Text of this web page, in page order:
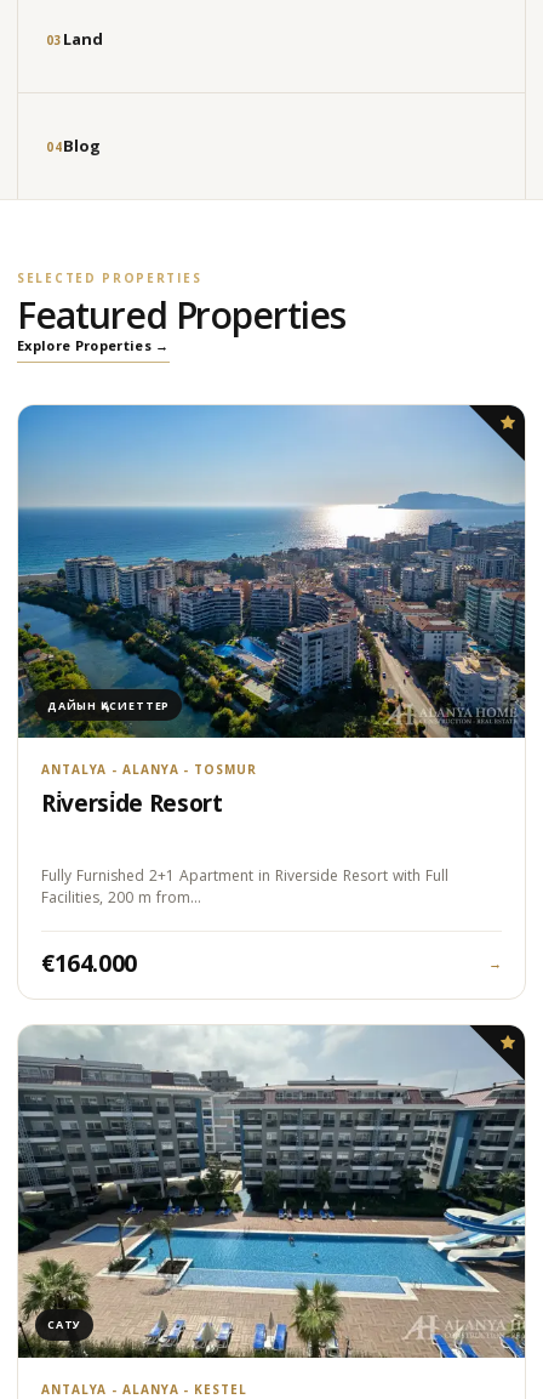
03 Land
04Blog
SELECTED PROPERTIES
Featured Properties
Explore Properties →
ДАЙЫН ҚАСИЕТТЕР
ANTALYA - ALANYA - TOSMUR
Ri̇versi̇de Resort
Fully Furnished 2+1 Apartment in Riverside Resort with Full
Facilities, 200 m from…
€164.000 →
САТУ
ANTALYA - ALANYA - KESTEL